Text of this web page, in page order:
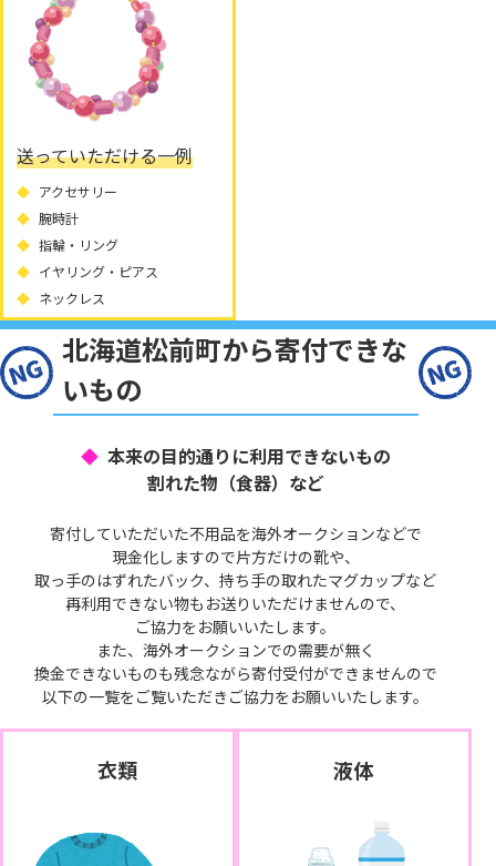
送っていただける一例
アクセサリー
腕時計
指輪・リング
イヤリング・ピアス
ネックレス
北海道松前町から寄付できな
いもの
本来の目的通りに利用できないもの
割れた物（食器）など
寄付していただいた不用品を海外オークションなどで
現金化しますので片方だけの靴や、
取っ手のはずれたバック、持ち手の取れたマグカップなど
再利用できない物もお送りいただけませんので、
ご協力をお願いいたします。
また、海外オークションでの需要が無く
換金できないものも残念ながら寄付受付ができませんので
以下の一覧をご覧いただきご協力をお願いいたします。
衣類 液体